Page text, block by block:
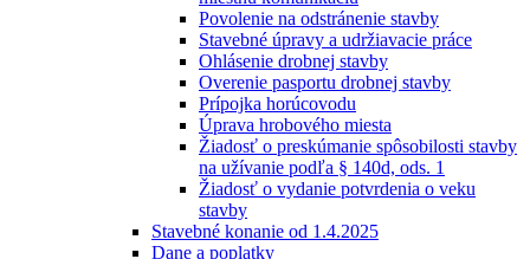
Povolenie na odstránenie stavby
Stavebné úpravy a udržiavacie práce
Ohlásenie drobnej stavby
Overenie pasportu drobnej stavby
Prípojka horúcovodu
Úprava hrobového miesta
Žiadosť o preskúmanie spôsobilosti stavby
na užívanie podľa § 140d, ods. 1
Žiadosť o vydanie potvrdenia o veku
stavby
Stavebné konanie od 1.4.2025
Dane a poplatky